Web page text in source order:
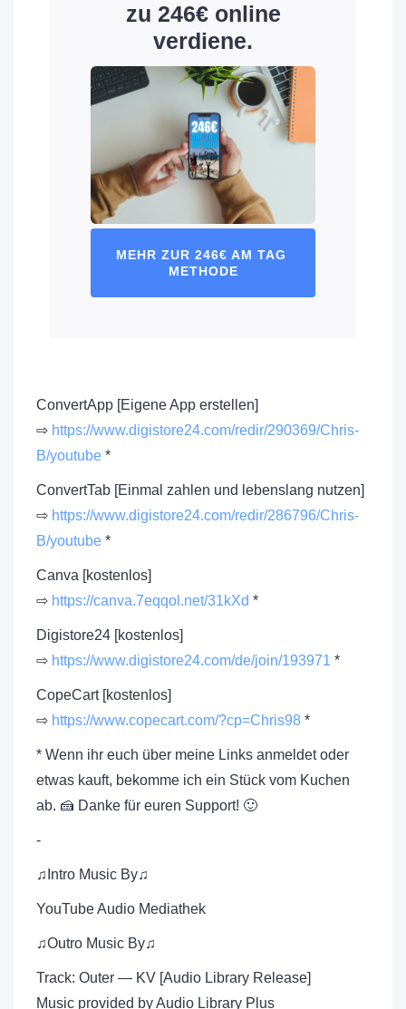
zu 246€ online
verdiene.
MEHR ZUR 246€ AM TAG
METHODE
ConvertApp [Eigene App erstellen]
⇨ https://www.digistore24.com/redir/290369/Chris-
B/youtube *
ConvertTab [Einmal zahlen und lebenslang nutzen]
⇨ https://www.digistore24.com/redir/286796/Chris-
B/youtube *
Canva [kostenlos]
⇨ https://canva.7eqqol.net/31kXd *
Digistore24 [kostenlos]
⇨ https://www.digistore24.com/de/join/193971 *
CopeCart [kostenlos]
⇨ https://www.copecart.com/?cp=Chris98 *
* Wenn ihr euch über meine Links anmeldet oder
etwas kauft, bekomme ich ein Stück vom Kuchen
ab. 🍰 Danke für euren Support! 🙂
-
♫Intro Music By♫
YouTube Audio Mediathek
♫Outro Music By♫
Track: Outer — KV [Audio Library Release]
Music provided by Audio Library Plus